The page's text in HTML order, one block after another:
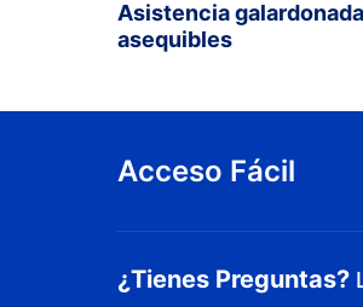
Asistencia
asequibles
Acceso Fácil
¿Tienes Preguntas?